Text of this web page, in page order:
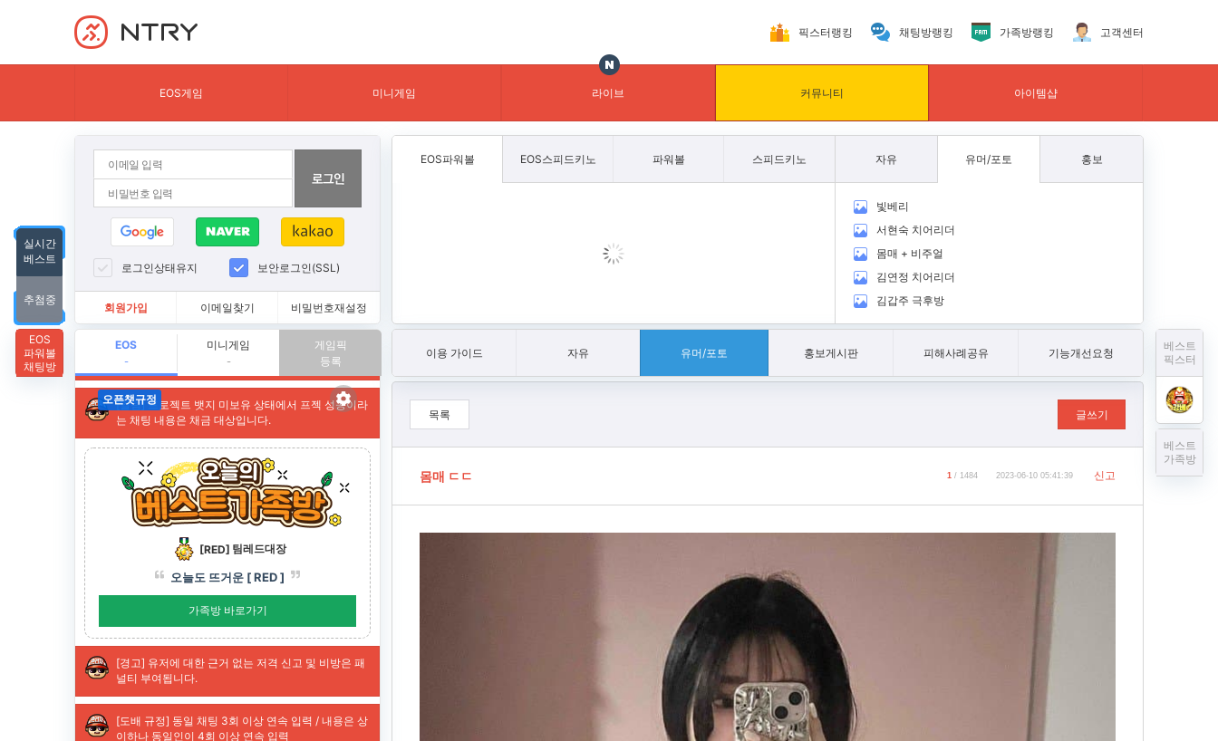
NTRY 픽스터랭킹 채팅방랭킹 가족방랭킹 고객센터
EOS게임 미니게임 라이브 커뮤니티 아이템샵
로그인상태유지 보안로그인(SSL)
회원가입 이메일찾기 비밀번호재설정
EOS
-
미니게임
-
게임픽
등록
EOS파워볼 EOS스피드키노 파워볼 스피드키노 자유 유머/포토 홍보
빛베리
서현숙 치어리더
몸매 + 비주얼
김연정 치어리더
김갑주 극후방
실시간
베스트
추첨중
EOS
파워볼
채팅방
베스트
픽스터
베스트
가족방
이용 가이드 자유 유머/포토 홍보게시판 피해사례공유 기능개선요청
목록 글쓰기
몸매 ㄷㄷ 1 / 1484 2023-06-10 05:41:39 신고